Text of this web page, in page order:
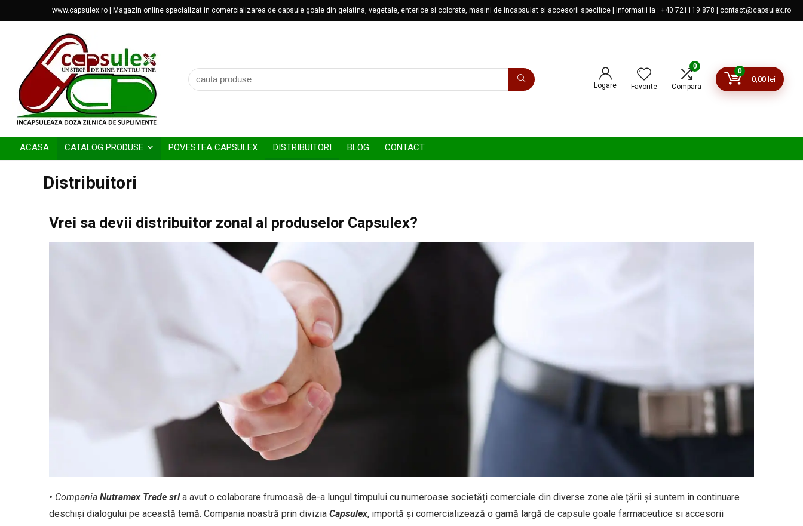
www.capsulex.ro | Magazin online specializat in comercializarea de capsule goale din gelatina, vegetale, enterice si colorate, masini de incapsulat si accesorii specifice | Informatii la : +40 721119 878 | contact@capsulex.ro
Logare Favorite
0
Compara
0
0,00 lei
ACASA CATALOG PRODUSE POVESTEA CAPSULEX DISTRIBUITORI BLOG CONTACT
Distribuitori
Vrei sa devii distribuitor zonal al produselor Capsulex?
• Compania Nutramax Trade srl a avut o colaborare frumoasă de-a lungul timpului cu numeroase societăți comerciale din diverse zone ale țării și suntem în continuare
deschiși dialogului pe această temă. Compania noastră prin divizia Capsulex, importă și comercializează o gamă largă de capsule goale farmaceutice si accesorii